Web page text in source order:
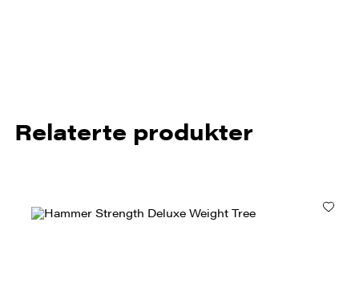
Relaterte produkter